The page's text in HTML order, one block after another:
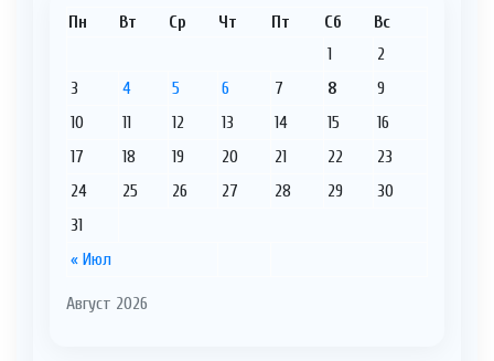
Август 2026
Пн Вт Ср Чт Пт Сб Вс
« Июл
1
2
3
4 5 6 7 8
9
10
11 12 13 14 15
16
17
18 19 20 21 22
23
24
25 26 27 28 29
30
31